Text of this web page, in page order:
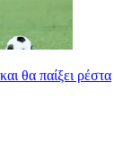
θα παίξει ρέστα